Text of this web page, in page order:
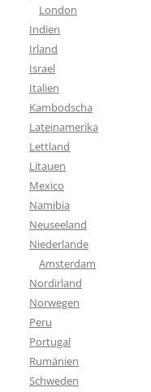
London
Indien
Irland
Israel
Italien
Kambodscha
Lateinamerika
Lettland
Litauen
Mexico
Namibia
Neuseeland
Niederlande
Amsterdam
Nordirland
Norwegen
Peru
Portugal
Rumänien
Schweden